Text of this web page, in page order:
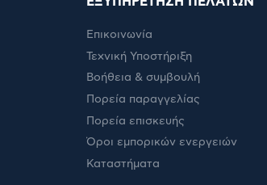
Επικοινωνία
Τεχνική Υποστήριξη
Βοήθεια & συμβουλή
Πορεία παραγγελίας
Πορεία επισκευής
Όροι εμπορικών ενεργειών
Καταστήματα